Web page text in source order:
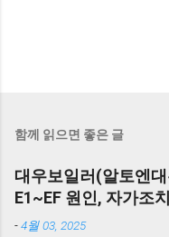
함께 읽으면 좋은 글
대우보일러(알토엔
E1~EF 원인, 자가조
-4월 03, 2025